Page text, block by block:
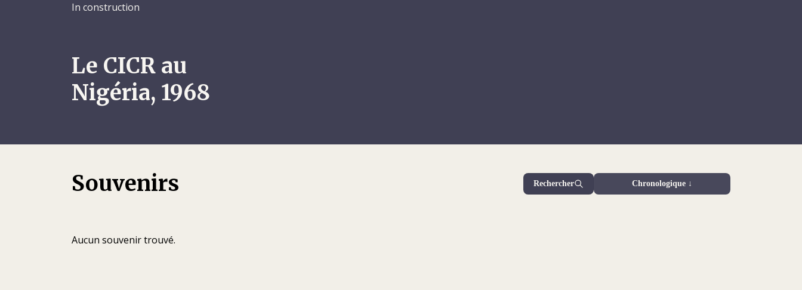
In construction
Le CICR au
Nigéria, 1968
Souvenirs Rechercher Chronologique ↓
Aucun souvenir trouvé.